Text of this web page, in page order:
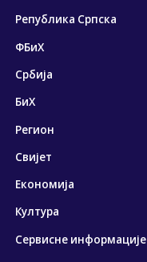
Република Српска
ФБиХ
Србија
БиХ
Регион
Свијет
Економија
Култура
Сервисне информације